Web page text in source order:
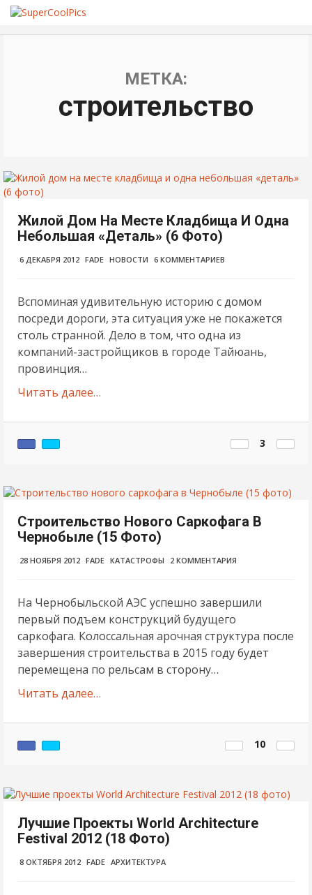
МЕТКА:
строительство
Жилой Дом На Месте Кладбища И Одна
Небольшая «деталь» (6 Фото)
6 ДЕКАБРЯ 2012 FADE НОВОСТИ 6 КОММЕНТАРИЕВ
Вспоминая удивительную историю с домом
посреди дороги, эта ситуация уже не покажется
столь странной. Дело в том, что одна из
компаний-застройщиков в городе Тайюань,
провинция…
Читать далее…
3
Строительство Нового Саркофага В
Чернобыле (15 Фото)
28 НОЯБРЯ 2012 FADE КАТАСТРОФЫ 2 КОММЕНТАРИЯ
На Чернобыльской АЭС успешно завершили
первый подъем конструкций будущего
саркофага. Колоссальная арочная структура после
завершения строительства в 2015 году будет
перемещена по рельсам в сторону…
Читать далее…
10
Лучшие Проекты World Architecture
Festival 2012 (18 Фото)
8 ОКТЯБРЯ 2012 FADE АРХИТЕКТУРА